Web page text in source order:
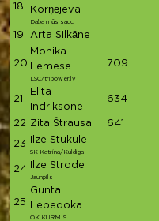
18
Korņējeva
Daba mūs sauc
19 Arta Silkāne
20
Monika
Lemese
LSC/tripower.lv
709
21
Elita
Indriksone
634
22 Zita Štrausa 641
23 Ilze Stukule
SK Katrína/Kuldìga
24 Ilze Strode
Jaunpils
25
Gunta
Lebedoka
OK KURMIS